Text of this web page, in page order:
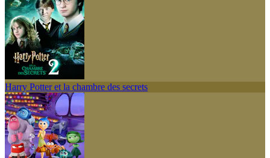
Harry Potter et la chambre des secrets